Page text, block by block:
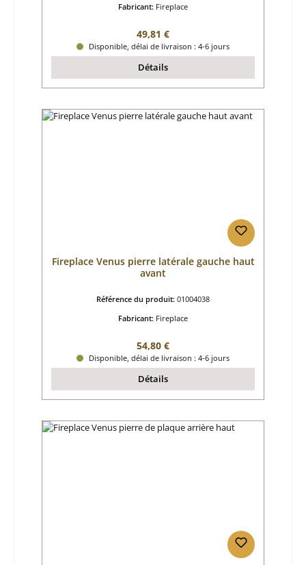
Fabricant: Fireplace
Prix régulier :
49,81 €
Disponible, délai de livraison : 4-6 jours
Détails
Fireplace Venus pierre latérale gauche haut
avant
Référence du produit: 01004038
Fabricant: Fireplace
Prix régulier :
54,80 €
Disponible, délai de livraison : 4-6 jours
Détails